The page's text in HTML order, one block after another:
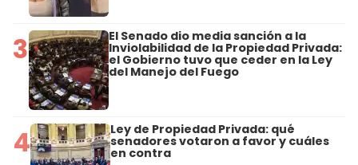
3 El Senado dio media sanción a la
Inviolabilidad de la Propiedad Privada:
el Gobierno tuvo que ceder en la Ley
del Manejo del Fuego
4 Ley de Propiedad Privada: qué
senadores votaron a favor y cuáles
en contra